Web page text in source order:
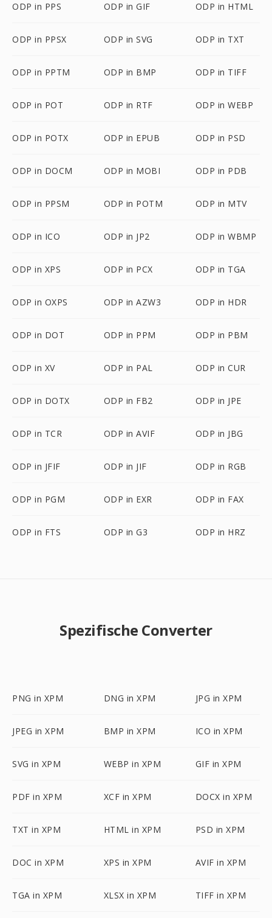
ODP in PPS ODP in GIF ODP in HTML
ODP in PPSX ODP in SVG ODP in TXT
ODP in PPTM ODP in BMP ODP in TIFF
ODP in POT ODP in RTF ODP in WEBP
ODP in POTX ODP in EPUB ODP in PSD
ODP in DOCM ODP in MOBI ODP in PDB
ODP in PPSM ODP in POTM ODP in MTV
ODP in ICO ODP in JP2 ODP in WBMP
ODP in XPS ODP in PCX ODP in TGA
ODP in OXPS ODP in AZW3 ODP in HDR
ODP in DOT ODP in PPM ODP in PBM
ODP in XV ODP in PAL ODP in CUR
ODP in DOTX ODP in FB2 ODP in JPE
ODP in TCR ODP in AVIF ODP in JBG
ODP in JFIF ODP in JIF ODP in RGB
ODP in PGM ODP in EXR ODP in FAX
ODP in FTS ODP in G3 ODP in HRZ
Spezifische Converter
PNG in XPM DNG in XPM JPG in XPM
JPEG in XPM BMP in XPM ICO in XPM
SVG in XPM WEBP in XPM GIF in XPM
PDF in XPM XCF in XPM DOCX in XPM
TXT in XPM HTML in XPM PSD in XPM
DOC in XPM XPS in XPM AVIF in XPM
TGA in XPM XLSX in XPM TIFF in XPM